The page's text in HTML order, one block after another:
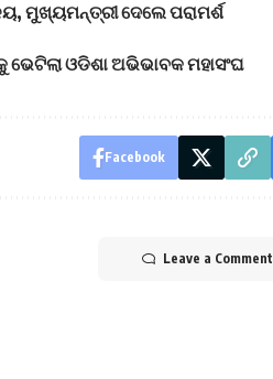
ମୁଖ୍ୟମନ୍ତ୍ରୀ ଦେଲେ ପରାମର୍ଶ
ଓଡିଶା ଅଭିଭାବକ ମହାସଂଘ
Facebook
Leave a Comment